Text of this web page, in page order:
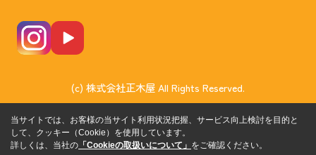
(c) 株式会社正木屋 All Rights Reserved.
当サイトでは、お客様の当サイト利用状況把握、サービス向上検討を目的と
して、クッキー（Cookie）を使用しています。
詳しくは、当社の 「Cookieの取扱いについて」 をご確認ください。